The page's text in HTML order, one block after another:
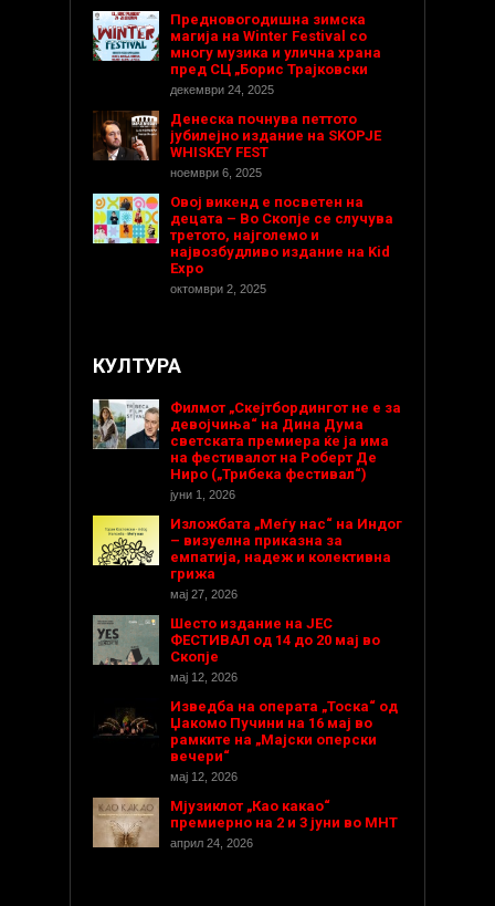
Предновогодишнa зимска
магија на Winter Festival со
многу музика и улична храна
пред СЦ „Борис Трајковски
декември 24, 2025
Денеска почнува петтото
јубилејно издание на SKOPJE
WHISKEY FEST
ноември 6, 2025
Овој викенд е посветен на
децата – Во Скопје се случува
третото, најголемо и
највозбудливо издание на Kid
Expo
октомври 2, 2025
КУЛТУРА
Филмот „Скејтбордингот не е за
девојчиња“ на Дина Дума
светската премиера ќе ја има
на фестивалот на Роберт Де
Ниро („Трибека фестивал“)
јуни 1, 2026
Изложбата „Меѓу нас“ на Индог
– визуелна приказна за
емпатија, надеж и колективна
грижа
мај 27, 2026
Шесто издание на ЈЕС
ФЕСТИВАЛ од 14 до 20 мај во
Скопје
мај 12, 2026
Изведба на операта „Тоска“ од
Џакомо Пучини на 16 мај во
рамките на „Мајски оперски
вечери“
мај 12, 2026
Мјузиклот „Као какао“
премиерно на 2 и 3 јуни во МНТ
април 24, 2026